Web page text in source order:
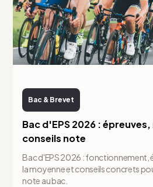
Bac & Brevet
Bac d'EPS 2026 :
conseils note
Bac d'EPS 2026 : fonctionnement,
la moyenne et conseils concrets
note au bac.